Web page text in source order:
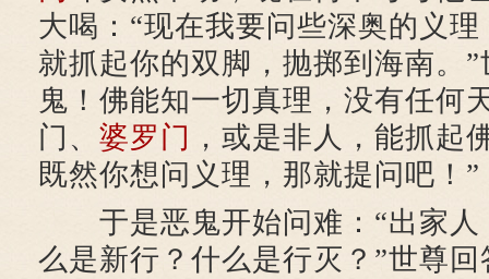
大喝：“现在我要问些深奥的义
就抓起你的双脚，抛掷到海南。
鬼！佛能知一切真理，没有任何
门、 婆罗门 ，或是非人，能抓起
既然你想问义理，那就提问吧！”
于是恶鬼开始问难：“出家人
么是新行？什么是行灭？”世尊